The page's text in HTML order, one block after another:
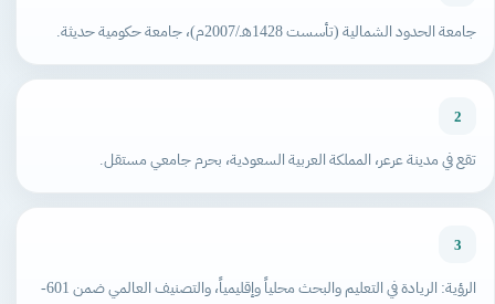
جامعة الحدود الشمالية (تأسست 1428هـ/2007م)، جامعة حكومية حديثة.
2
تقع في مدينة عرعر، المملكة العربية السعودية، بحرم جامعي مستقل.
3
الرؤية: الريادة في التعليم والبحث محلياً وإقليمياً، والتصنيف العالمي ضمن 601-